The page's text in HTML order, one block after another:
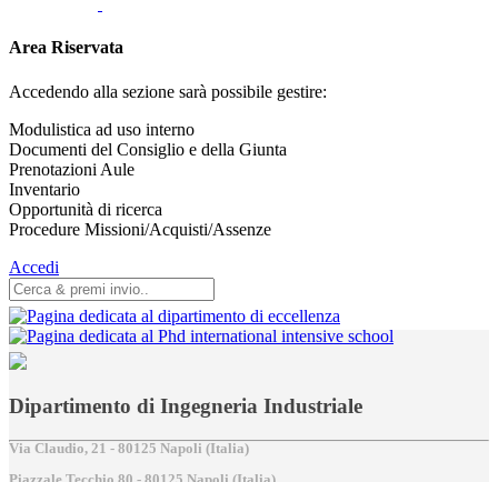
Area Riservata
Accedendo alla sezione sarà possibile gestire:
Modulistica ad uso interno
Documenti del Consiglio e della Giunta
Prenotazioni Aule
Inventario
Opportunità di ricerca
Procedure Missioni/Acquisti/Assenze
Accedi
Dipartimento di Ingegneria Industriale
Via Claudio, 21 - 80125 Napoli (Italia)